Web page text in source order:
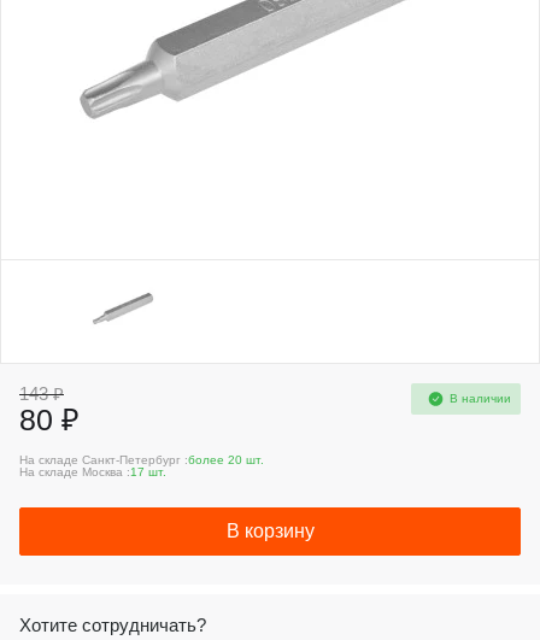
143 ₽
80 ₽
В наличии
На складе Санкт-Петербург :более 20 шт.
На складе Москва :17 шт.
В корзину
Хотите сотрудничать?